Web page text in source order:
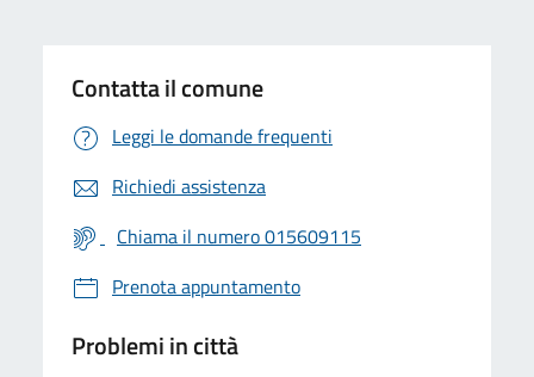
Contatta il comune
Leggi le domande frequenti
Richiedi assistenza
Chiama il numero 015609115
Prenota appuntamento
Problemi in città